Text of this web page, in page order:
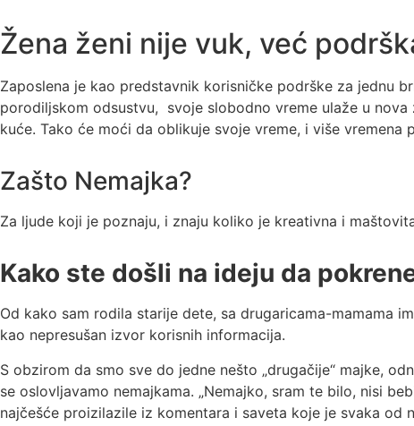
Žena ženi nije vuk, već
Zaposlena je kao predstavnik korisničke podrške za jednu
porodiljskom odsustvu, svoje slobodno vreme ulaže u
kuće. Tako će moći da oblikuje svoje vreme, i više
Zašto Nemajka?
Za ljude koji je poznaju, i znaju koliko je kreativna i
Kako ste došli na ideju da
Od kako sam rodila starije dete, sa drugaricama-mamama
kao nepresušan izvor korisnih informacija.
S obzirom da smo sve do jedne nešto „drugačije“ majke,
se oslovljavamo nemajkama. „Nemajko, sram te bilo, nisi
najčešće proizilazile iz komentara i saveta koje je svaka od